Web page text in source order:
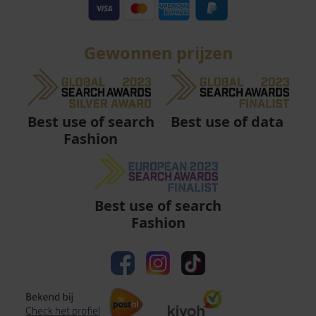
Gewonnen prijzen
Best use of search
Fashion
Best use of data
Best use of search
Fashion